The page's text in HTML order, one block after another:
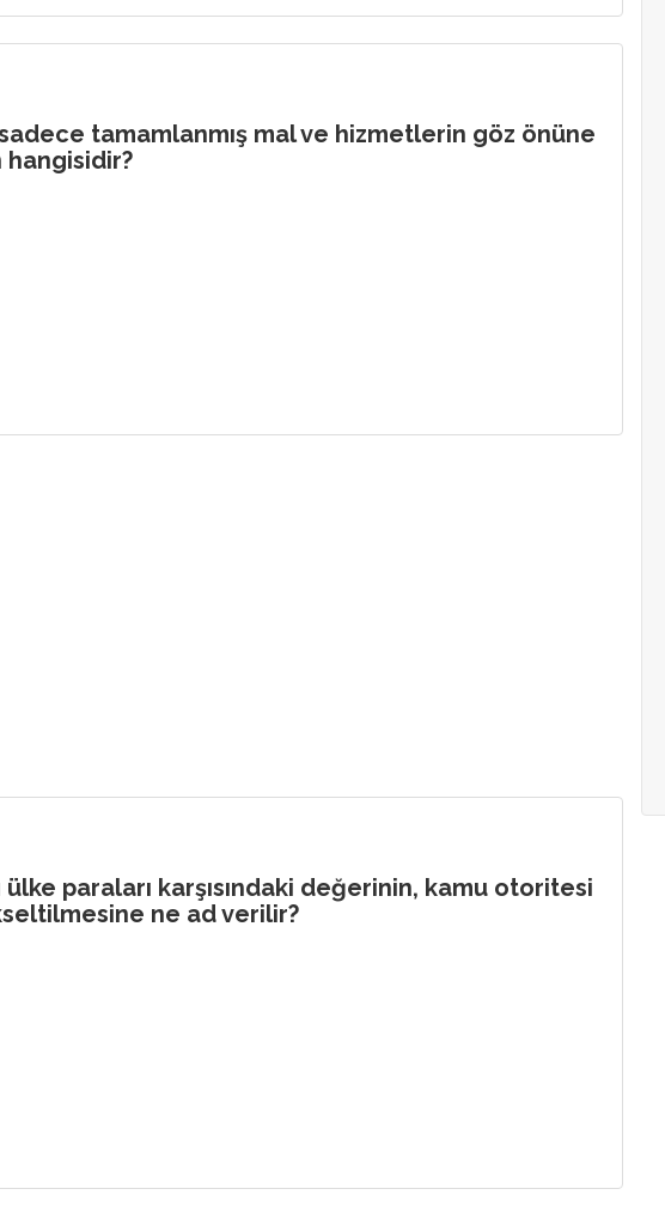
tamamlanmış mal ve hizmetlerin göz önüne
hangisidir?
ülke paraları karşısındaki değerinin, kamu otoritesi
ne ad verilir?